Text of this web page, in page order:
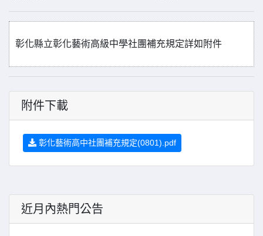
彰化縣立彰化藝術高級中學社團補充規定詳如附件
附件下載
彰化藝術高中社團補充規定(0801).pdf
近月內熱門公告